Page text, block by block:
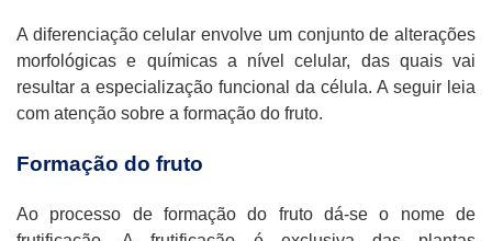
A diferenciação celular envolve um conjunto de alterações
morfológicas e químicas a nível celular, das quais vai
resultar a especialização funcional da célula. A seguir leia
com atenção sobre a formação do fruto.
Formação do fruto
Ao processo de formação do fruto dá-se o nome de